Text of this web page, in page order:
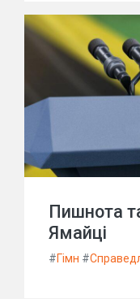
Пишнота
Ямайці
#Гімн #